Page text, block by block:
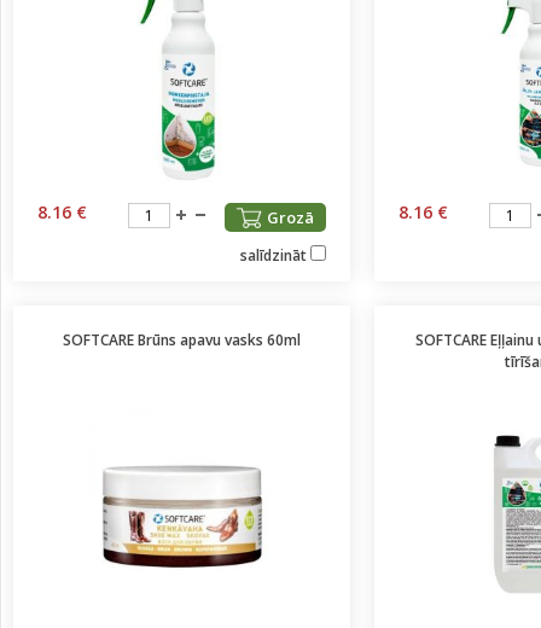
8.16 € Grozā
salīdzināt
8.16 €
SOFTCARE Brūns apavu vasks 60ml
SOFTCARE